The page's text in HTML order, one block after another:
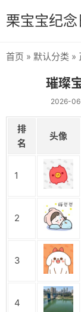
栗宝宝纪
首页 » 默认分类 »
璀璨
2026-
排
名
头像
1
2
3
4